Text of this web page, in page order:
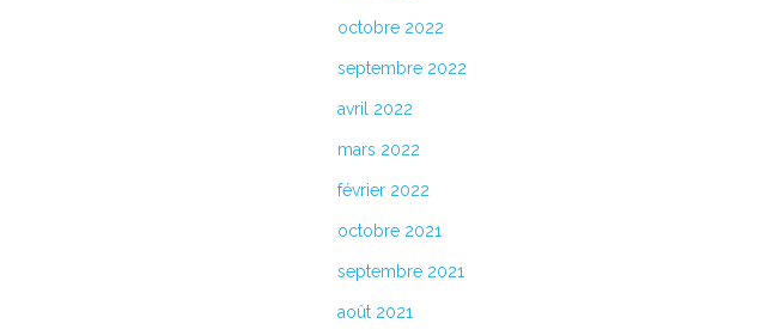
octobre 2022
septembre 2022
avril 2022
mars 2022
février 2022
octobre 2021
septembre 2021
août 2021